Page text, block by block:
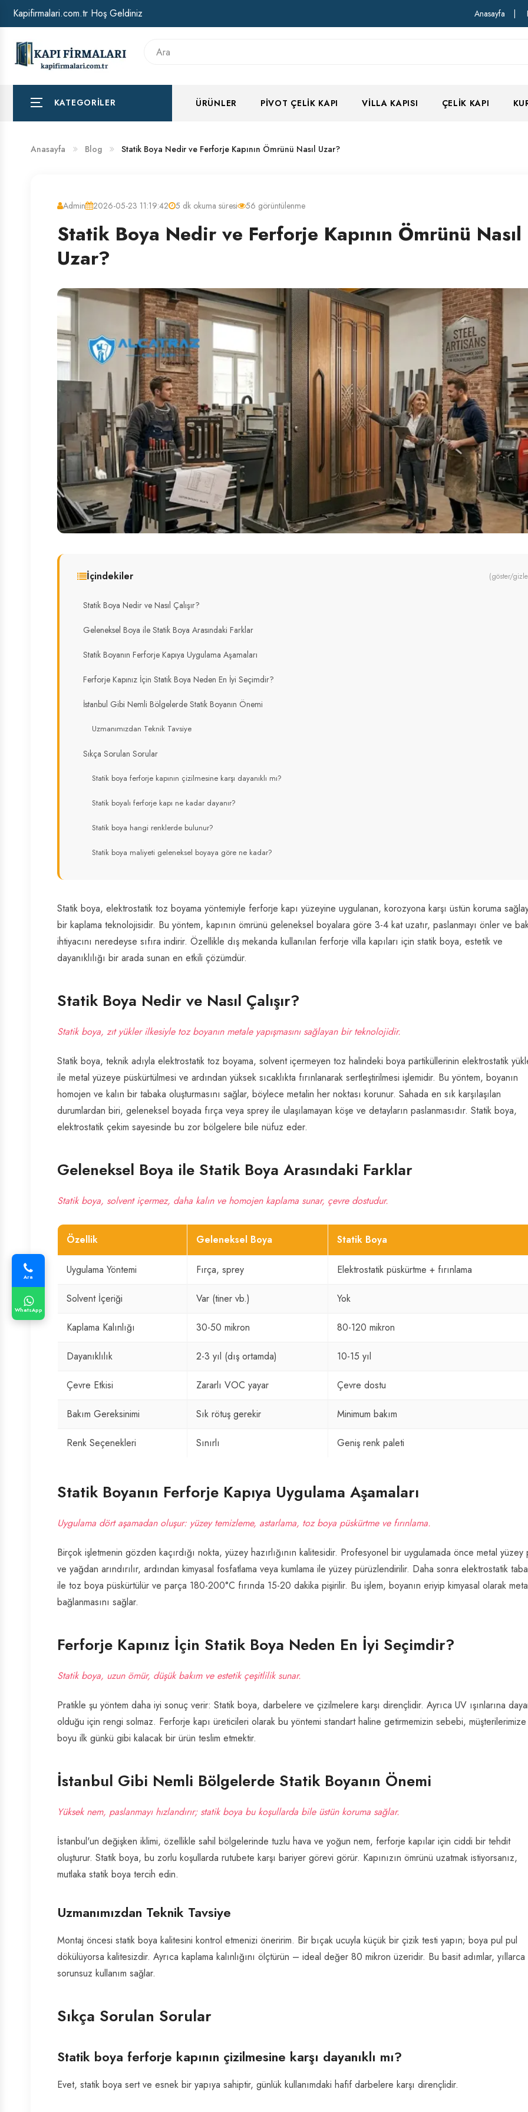
HAKKIMIZDA
BANKA HESAP NUMARALARIMIZ
Kapifirmalari.com.tr Hoş Geldiniz Anasayfa
KATEGORILER ÜRÜNLER PIVOT ÇELIK KAPI VILLA KAPISI ÇELIK KAPI
Anasayfa Blog Statik Boya Nedir ve Ferforje Kapının Ömrünü Nasıl Uzar?
Admin 2026-05-23 11:19:42 5 dk okuma süresi 56 görüntülenme
Statik Boya Nedir ve Ferforje Kapının Ömrünü Nasıl
Uzar?
İçindekiler (göster/
Statik Boya Nedir ve Nasıl Çalışır?
Geleneksel Boya ile Statik Boya Arasındaki Farklar
Statik Boyanın Ferforje Kapıya Uygulama Aşamaları
Ferforje Kapınız İçin Statik Boya Neden En İyi Seçimdir?
İstanbul Gibi Nemli Bölgelerde Statik Boyanın Önemi
Uzmanımızdan Teknik Tavsiye
Sıkça Sorulan Sorular
Statik boya ferforje kapının çizilmesine karşı dayanıklı mı?
Statik boyalı ferforje kapı ne kadar dayanır?
Statik boya hangi renklerde bulunur?
Statik boya maliyeti geleneksel boyaya göre ne kadar?
Statik boya, elektrostatik toz boyama yöntemiyle ferforje kapı yüzeyine uygulanan, korozyona karşı üstün koruma
bir kaplama teknolojisidir. Bu yöntem, kapının ömrünü geleneksel boyalara göre 3-4 kat uzatır, paslanmayı önler ve
ihtiyacını neredeyse sıfıra indirir. Özellikle dış mekanda kullanılan ferforje villa kapıları için statik boya, estetik ve
dayanıklılığı bir arada sunan en etkili çözümdür.
Statik Boya Nedir ve Nasıl Çalışır?
Statik boya, zıt yükler ilkesiyle toz boyanın metale yapışmasını sağlayan bir teknolojidir.
Statik boya, teknik adıyla elektrostatik toz boyama, solvent içermeyen toz halindeki boya partiküllerinin elektrostatik
ile metal yüzeye püskürtülmesi ve ardından yüksek sıcaklıkta fırınlanarak sertleştirilmesi işlemidir. Bu yöntem, boyanın
homojen ve kalın bir tabaka oluşturmasını sağlar, böylece metalin her noktası korunur. Sahada en sık karşılaşılan
durumlardan biri, geleneksel boyada fırça veya sprey ile ulaşılamayan köşe ve detayların paslanmasıdır. Statik boya,
elektrostatik çekim sayesinde bu zor bölgelere bile nüfuz eder.
Geleneksel Boya ile Statik Boya Arasındaki Farklar
Statik boya, solvent içermez, daha kalın ve homojen kaplama sunar, çevre dostudur.
Özellik Geleneksel Boya Statik Boya
Uygulama Yöntemi Fırça, sprey Elektrostatik püskürtme + fırınlama
Solvent İçeriği Var (tiner vb.) Yok
Kaplama Kalınlığı 30-50 mikron 80-120 mikron
Dayanıklılık 2-3 yıl (dış ortamda) 10-15 yıl
Çevre Etkisi Zararlı VOC yayar Çevre dostu
Bakım Gereksinimi Sık rötuş gerekir Minimum bakım
Renk Seçenekleri Sınırlı Geniş renk paleti
Statik Boyanın Ferforje Kapıya Uygulama Aşamaları
Uygulama dört aşamadan oluşur: yüzey temizleme, astarlama, toz boya püskürtme ve fırınlama.
Birçok işletmenin gözden kaçırdığı nokta, yüzey hazırlığının kalitesidir. Profesyonel bir uygulamada önce metal yüzey
ve yağdan arındırılır, ardından kimyasal fosfatlama veya kumlama ile yüzey pürüzlendirilir. Daha sonra elektrostatik
ile toz boya püskürtülür ve parça 180-200°C fırında 15-20 dakika pişirilir. Bu işlem, boyanın eriyip kimyasal olarak
bağlanmasını sağlar.
Ferforje Kapınız İçin Statik Boya Neden En İyi Seçimdir?
Statik boya, uzun ömür, düşük bakım ve estetik çeşitlilik sunar.
Pratikle şu yöntem daha iyi sonuç verir: Statik boya, darbelere ve çizilmelere karşı dirençlidir. Ayrıca UV ışınlarına
olduğu için rengi solmaz. Ferforje kapı üreticileri olarak bu yöntemi standart haline getirmemizin sebebi, müşterilerimize
boyu ilk günkü gibi kalacak bir ürün teslim etmektir.
İstanbul Gibi Nemli Bölgelerde Statik Boyanın Önemi
Yüksek nem, paslanmayı hızlandırır; statik boya bu koşullarda bile üstün koruma sağlar.
İstanbul'un değişken iklimi, özellikle sahil bölgelerinde tuzlu hava ve yoğun nem, ferforje kapılar için ciddi bir tehdit
oluşturur. Statik boya, bu zorlu koşullarda rutubete karşı bariyer görevi görür. Kapınızın ömrünü uzatmak istiyorsanız,
mutlaka statik boya tercih edin.
Uzmanımızdan Teknik Tavsiye
Montaj öncesi statik boya kalitesini kontrol etmenizi öneririm. Bir bıçak ucuyla küçük bir çizik testi yapın; boya pul pul
dökülüyorsa kalitesizdir. Ayrıca kaplama kalınlığını ölçtürün – ideal değer 80 mikron üzeridir. Bu basit adımlar, yıllarca
sorunsuz kullanım sağlar.
Sıkça Sorulan Sorular
Statik boya ferforje kapının çizilmesine karşı dayanıklı mı?
Evet, statik boya sert ve esnek bir yapıya sahiptir, günlük kullanımdaki hafif darbelere karşı dirençlidir.
Ara
WhatsApp